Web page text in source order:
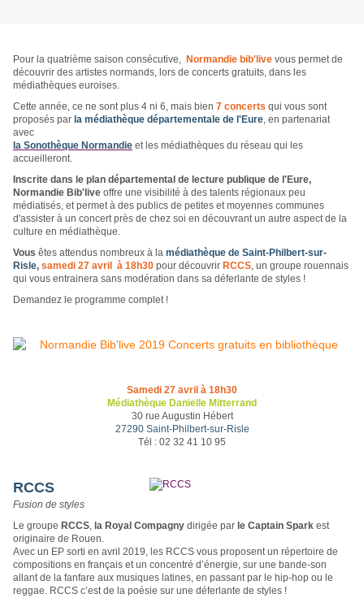
Pour la quatrième saison consécutive, Normandie bib'live vous permet de
découvrir des artistes normands, lors de concerts gratuits, dans les
médiathèques euroises.
Cette année, ce ne sont plus 4 ni 6, mais bien 7 concerts qui vous sont
proposés par la médiathèque départementale de l'Eure, en partenariat
avec
la Sonothèque Normandie et les médiathèques du réseau qui les
accueilleront.
Inscrite dans le plan départemental de lecture publique de l'Eure,
Normandie Bib'live offre une visibilité à des talents régionaux peu
médiatisés, et permet à des publics de petites et moyennes communes
d'assister à un concert près de chez soi en découvrant un autre aspect de la
culture en médiathèque.
Vous êtes attendus nombreux à la médiathèque de Saint-Philbert-sur-
Risle, samedi 27 avril à 18h30 pour découvrir RCCS, un groupe rouennais
qui vous entrainera sans modération dans sa déferlante de styles !
Demandez le programme complet !
Samedi 27 avril à 18h30
Médiathèque Danielle Mitterrand
30 rue Augustin Hébert
27290 Saint-Philbert-sur-Risle
Tél : 02 32 41 10 95
RCCS
Fusion de styles
Le groupe RCCS, la Royal Compagny dirigée par le Captain Spark est
originaire de Rouen.
Avec un EP sorti en avril 2019, les RCCS vous proposent un répertoire de
compositions en français et un concentré d’énergie, sur une bande-son
allant de la fanfare aux musiques latines, en passant par le hip-hop ou le
reggae. RCCS c’est de la poésie sur une déferlante de styles !